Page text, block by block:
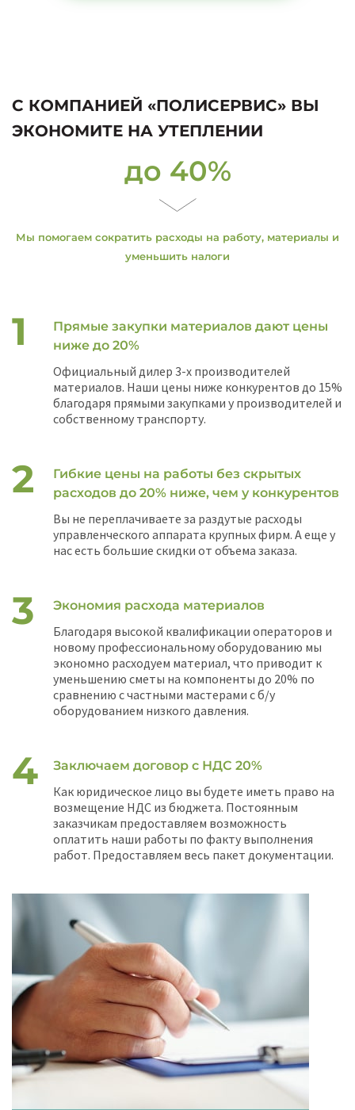
С КОМПАНИЕЙ «ПОЛИСЕРВИС» ВЫ
ЭКОНОМИТЕ НА УТЕПЛЕНИИ
до 40%
Мы помогаем сократить расходы на работу, материалы и
уменьшить налоги
Прямые закупки материалов дают цены
ниже до 20%
Официальный дилер 3-х производителей
материалов. Наши цены ниже конкурентов до 15%
благодаря прямыми закупками у производителей и
собственному транспорту.
Гибкие цены на работы без скрытых
расходов до 20% ниже, чем у конкурентов
Вы не переплачиваете за раздутые расходы
управленческого аппарата крупных фирм. А еще у
нас есть большие скидки от объема заказа.
Экономия расхода материалов
Благодаря высокой квалификации операторов и
новому профессиональному оборудованию мы
экономно расходуем материал, что приводит к
уменьшению сметы на компоненты до 20% по
сравнению с частными мастерами с б/у
оборудованием низкого давления.
Заключаем договор с НДС 20%
Как юридическое лицо вы будете иметь право на
возмещение НДС из бюджета. Постоянным
заказчикам предоставляем возможность
оплатить наши работы по факту выполнения
работ. Предоставляем весь пакет документации.